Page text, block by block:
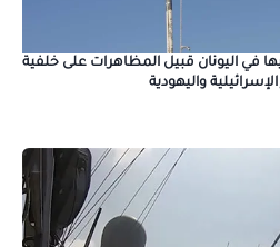
في اليونان قبيل المظاهرات على خلفية
واليهودية